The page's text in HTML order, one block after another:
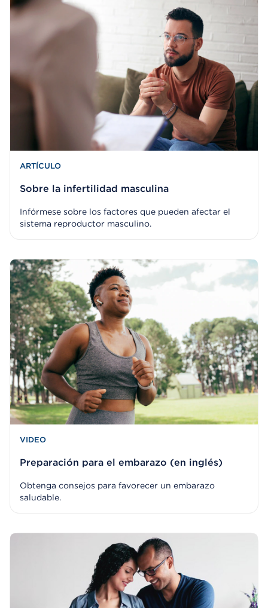
ARTÍCULO
Sobre la infertilidad masculina
Infórmese sobre los factores que pueden afectar el
sistema reproductor masculino.
VIDEO
Preparación para el embarazo (en inglés)
Obtenga consejos para favorecer un embarazo
saludable.